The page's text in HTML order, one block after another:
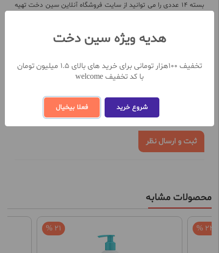
بسته 14 عددی را می توانید از سایت فروشگاه آنلاین سین دخت تهیه
نظرات کاربران
تعداد نظرات ثبت شده تا کنون 0
نظر خود را در خصوص این محصول ثبت کنید
ثبت و ارسال نظر
محصولات مشابه
21 % 22 %
هدیه ویژه سین دخت
تخفیف 100هزار تومانی برای خرید های بالای 1.5 میلیون تومان
با کد تخفیف welcome
شروع خرید فعلا بیخیال